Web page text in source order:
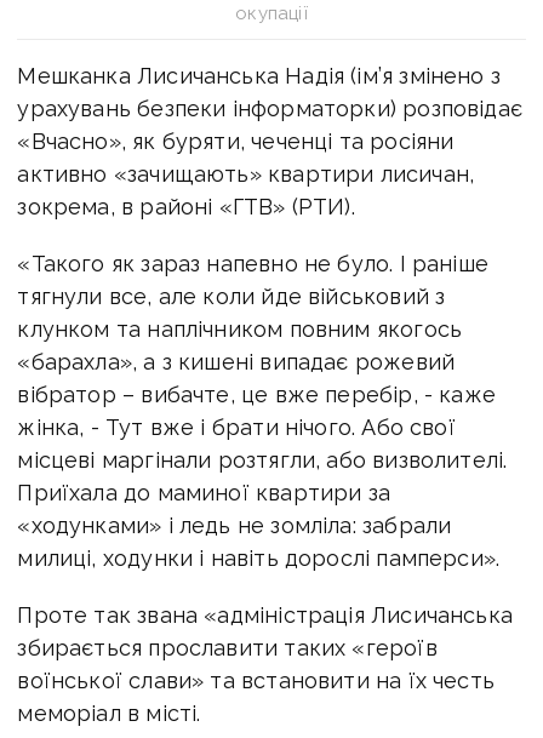
окупації
Мешканка Лисичанська Надія (ім’я змінено з
урахувань безпеки інформаторки) розповідає
«Вчасно», як буряти, чеченці та росіяни
активно «зачищають» квартири лисичан,
зокрема, в районі «ГТВ» (РТИ).
«Такого як зараз напевно не було. І раніше
тягнули все, але коли йде військовий з
клунком та наплічником повним якогось
«барахла», а з кишені випадає рожевий
вібратор – вибачте, це вже перебір, - каже
жінка, - Тут вже і брати нічого. Або свої
місцеві маргінали розтягли, або визволителі.
Приїхала до маминої квартири за
«ходунками» і ледь не зомліла: забрали
милиці, ходунки і навіть дорослі памперси».
Проте так звана «адміністрація Лисичанська
збирається прославити таких «героїв
воїнської слави» та встановити на їх честь
меморіал в місті.